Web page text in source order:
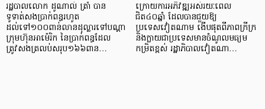
រដ្ឋបាលលោក ដូណាល់ ត្រាំ បាន​
ទូទាត់សងប្រាក់ពន្ធរហូត
ដល់ទៅ១០០ពាន់លានដុល្លារទៅបណ្ដា
ក្រុមហ៊ុនអាម៉េរិក នៃប្រាក់ពន្ធដែល
ត្រូវសងត្រលប់សរុប១៦៦ពាន…
ក្រោយការអភិវឌ្ឍអស់រយៈពេល
ជិត៤០ឆ្នាំ ដែលបានជួយឱ្យ​
ប្រទេសវៀតណាម ងើប​ផុតពីភាពក្រីក្រ
និងក្លាយជាប្រទេសមានចំណូលមធ្យម
កម្រិតខ្ពស់ រដ្ឋាភិបាលវៀតណា…